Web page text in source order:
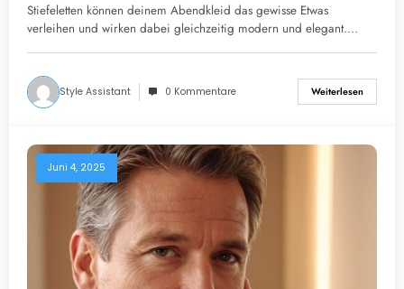
Stiefeletten können deinem Abendkleid das gewisse Etwas
verleihen und wirken dabei gleichzeitig modern und elegant.…
Style Assistant 0 Kommentare Weiterlesen
Juni 4, 2025